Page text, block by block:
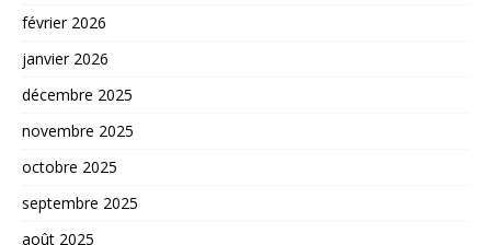
février 2026
janvier 2026
décembre 2025
novembre 2025
octobre 2025
septembre 2025
août 2025